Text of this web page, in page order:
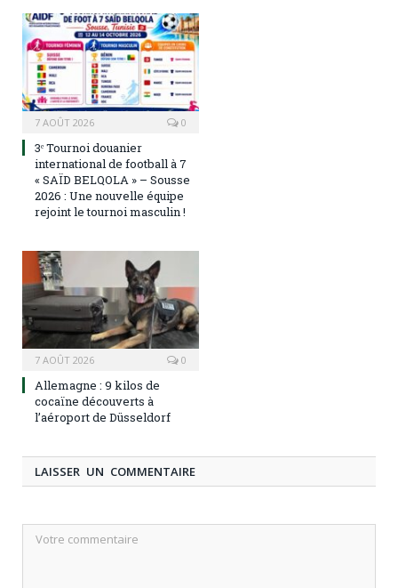
7 AOÛT 2026 0
3ᵉ Tournoi douanier
international de football à 7
« SAÏD BELQOLA » – Sousse
2026 : Une nouvelle équipe
rejoint le tournoi masculin !
7 AOÛT 2026 0
Allemagne : 9 kilos de
cocaïne découverts à
l’aéroport de Düsseldorf
LAISSER UN COMMENTAIRE